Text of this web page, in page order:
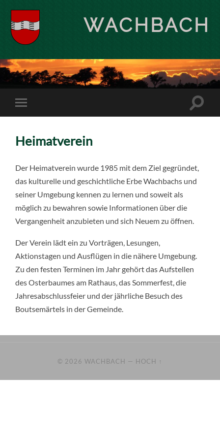
WACHBACH
Heimatverein
Der Heimatverein wurde 1985 mit dem Ziel gegründet,
das kulturelle und geschichtliche Erbe Wachbachs und
seiner Umgebung kennen zu lernen und soweit als
möglich zu bewahren sowie Informationen über die
Vergangenheit anzubieten und sich Neuem zu öffnen.
Der Verein lädt ein zu Vorträgen, Lesungen,
Aktionstagen und Ausflügen in die nähere Umgebung.
Zu den festen Terminen im Jahr gehört das Aufstellen
des Osterbaumes am Rathaus, das Sommerfest, die
Jahresabschlussfeier und der jährliche Besuch des
Boutsemärtels in der Gemeinde.
© 2026 WACHBACH — HOCH ↑